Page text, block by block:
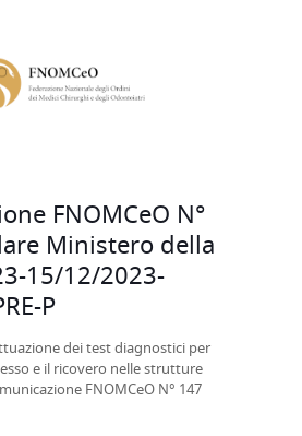
FNOMCeO N°
Ministero della
15/12/2023-
P
dei test diagnostici per
e il ricovero nelle strutture
FNOMCeO N° 147